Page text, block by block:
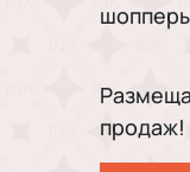
продаж!